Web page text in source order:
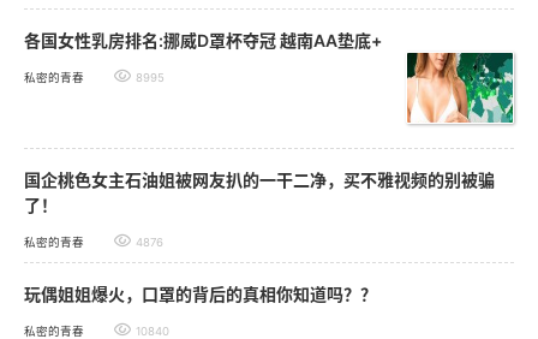
各国女性乳房排名:挪威D罩杯夺冠 越南AA垫底+
私密的青春 8995
国企桃色女主石油姐被网友扒的一干二净，买不雅视频的别被骗
了！
私密的青春 4876
玩偶姐姐爆火，口罩的背后的真相你知道吗？？
私密的青春 10840